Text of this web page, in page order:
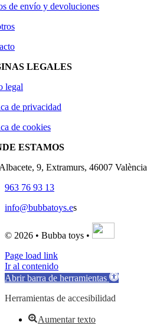
de envío y devoluciones
LEGALES
legal
de privacidad
de cookies
ESTAMOS
9, Extramurs, 46007 València
963 76 93 13
info@bubbatoys.es
© 2026 • Bubba toys •
Page load link
Ir al contenido
Abrir barra de herramientas
Herramientas de accesibilidad
Aumentar texto